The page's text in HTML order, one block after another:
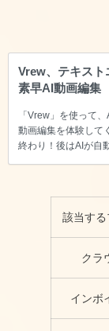
Vrew、テキスト
素早AI動画編集
「Vrew」を使って
動画編集を体験して
終わり！後はAIが自
画編集はもう難し
該当する
クラ
インボ